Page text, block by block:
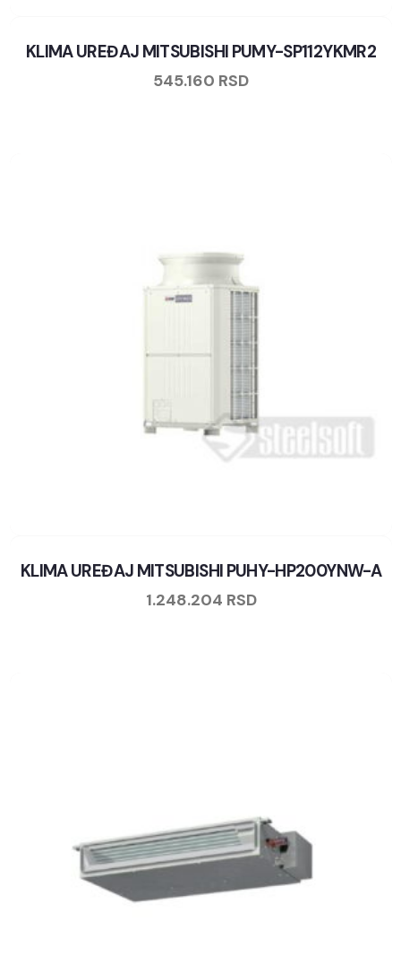
KLIMA UREĐAJ MITSUBISHI PUMY-SP112YKMR2
545.160 RSD
KLIMA UREĐAJ MITSUBISHI PUHY-HP200YNW-A
1.248.204 RSD